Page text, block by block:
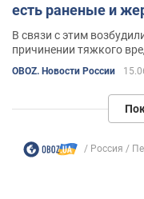
есть раненые и
В связи с этим
причинении тяжкого
OBOZ. Новости России
Россия